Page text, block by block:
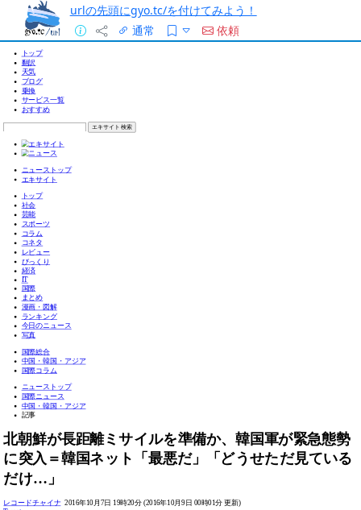
urlの先頭にgyo.tc/を付けてみよう！
通常
依頼